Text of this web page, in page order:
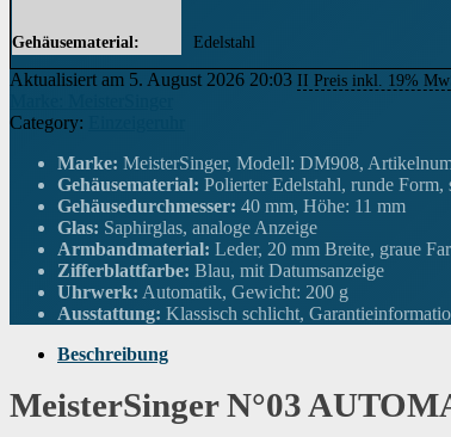
Gehäusematerial Edelstahl
Höhe des Gehäuses 11 Millimeter
Armbandmaterial Leder
Breite des Armbands 20 Millimeter
Aktualisiert am 5. August 2026 20:03 II Preis inkl. 19%
Category:
Marke: MeisterSinger, Modell: DM908,
Gehäusematerial: Polierter Edelstahl, runde Form,
Gehäusedurchmesser: 40 mm, Höhe: 11 mm
Glas: Saphirglas, analoge Anzeige
Armbandmaterial: Leder, 20 mm Breite, graue
Zifferblattfarbe: Blau, mit Datumsanzeige
Uhrwerk: Automatik, Gewicht: 200 g
Ausstattung: Klassisch schlicht,
Beschreibung
MeisterSinger N°03